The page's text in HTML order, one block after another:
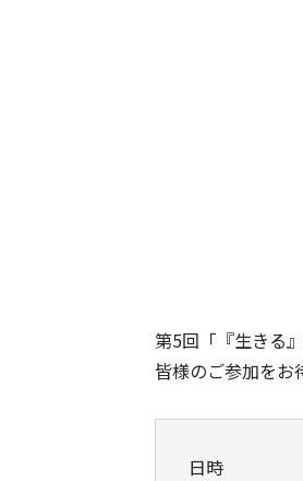
第5回「『生きる
皆様のご参加をお
日時